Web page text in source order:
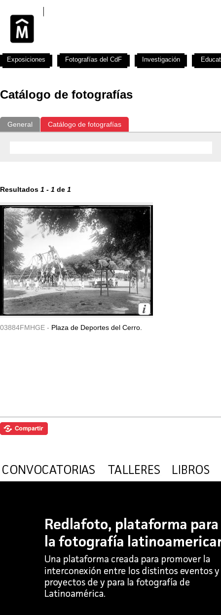
Catálogo de fotografías
General Catálogo de fotografías
Resultados 1 - 1 de 1
03884FMHGE - Plaza de Deportes del Cerro.
Exposiciones Fotografías del CdF Investigación